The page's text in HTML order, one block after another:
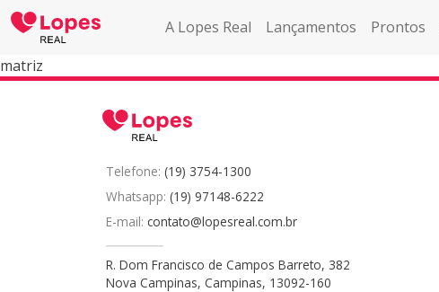
A Lopes Real Lançamentos Prontos
matriz
Telefone: (19) 3754-1300
Whatsapp: (19) 97148-6222
E-mail: contato@lopesreal.com.br
R. Dom Francisco de Campos Barreto, 382
Nova Campinas, Campinas, 13092-160